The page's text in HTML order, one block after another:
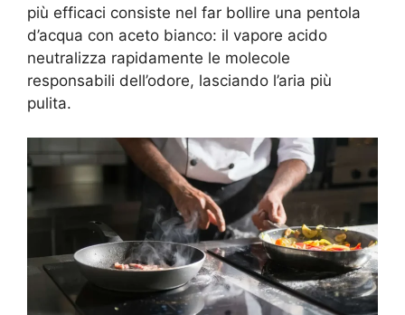
più efficaci consiste nel far bollire una pentola
d’acqua con aceto bianco: il vapore acido
neutralizza rapidamente le molecole
responsabili dell’odore, lasciando l’aria più
pulita.